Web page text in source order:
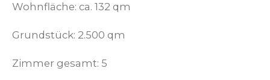
Wohnfläche: ca. 132 qm
Grundstück: 2.500 qm
Zimmer gesamt: 5